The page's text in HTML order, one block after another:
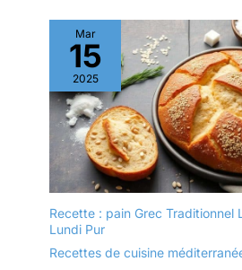
Que ce
usage
et votre
【
soupe
sûrs
vaisselle
Mar
15
2025
Recette : pain Grec Traditionnel
Lundi Pur
Recettes de cuisine